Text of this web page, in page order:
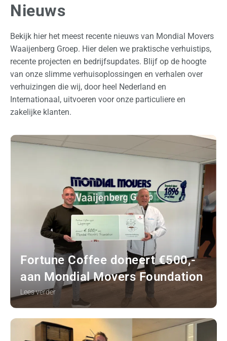
Nieuws
Bekijk hier het meest recente nieuws van Mondial Movers
Waaijenberg Groep. Hier delen we praktische verhuistips,
recente projecten en bedrijfsupdates. Blijf op de hoogte
van onze slimme verhuisoplossingen en verhalen over
verhuizingen die wij, door heel Nederland en
Internationaal, uitvoeren voor onze particuliere en
zakelijke klanten.
Fortune Coffee doneert €500,-
aan Mondial Movers Foundation
Lees verder